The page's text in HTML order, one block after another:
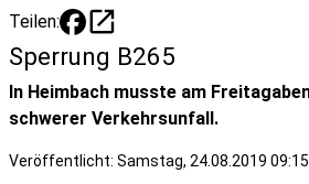
Teilen: open_in_new
Sperrung B265
In Heimbach musste am
schwerer Verkehrsunfall.
Veröffentlicht: Samstag, 24.08.2019 09:15